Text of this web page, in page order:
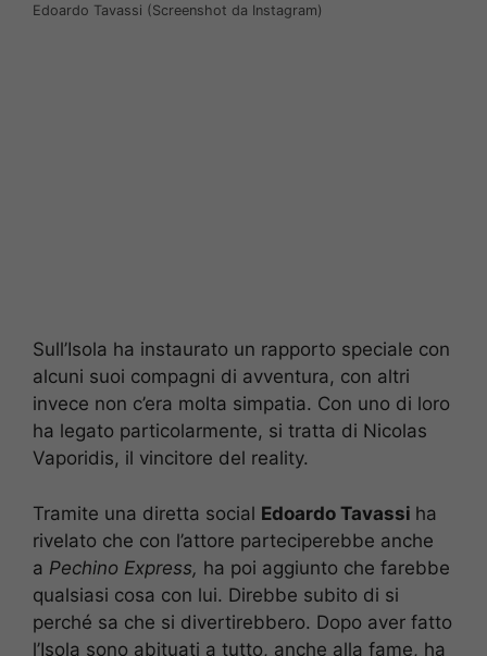
Edoardo Tavassi (Screenshot da Instagram)
Sull’Isola ha instaurato un rapporto speciale con
alcuni suoi compagni di avventura, con altri
invece non c’era molta simpatia. Con uno di loro
ha legato particolarmente, si tratta di Nicolas
Vaporidis, il vincitore del reality.
Tramite una diretta social Edoardo Tavassi ha
rivelato che con l’attore parteciperebbe anche
a Pechino Express, ha poi aggiunto che farebbe
qualsiasi cosa con lui. Direbbe subito di si
perché sa che si divertirebbero. Dopo aver fatto
l’Isola sono abituati a tutto, anche alla fame, ha